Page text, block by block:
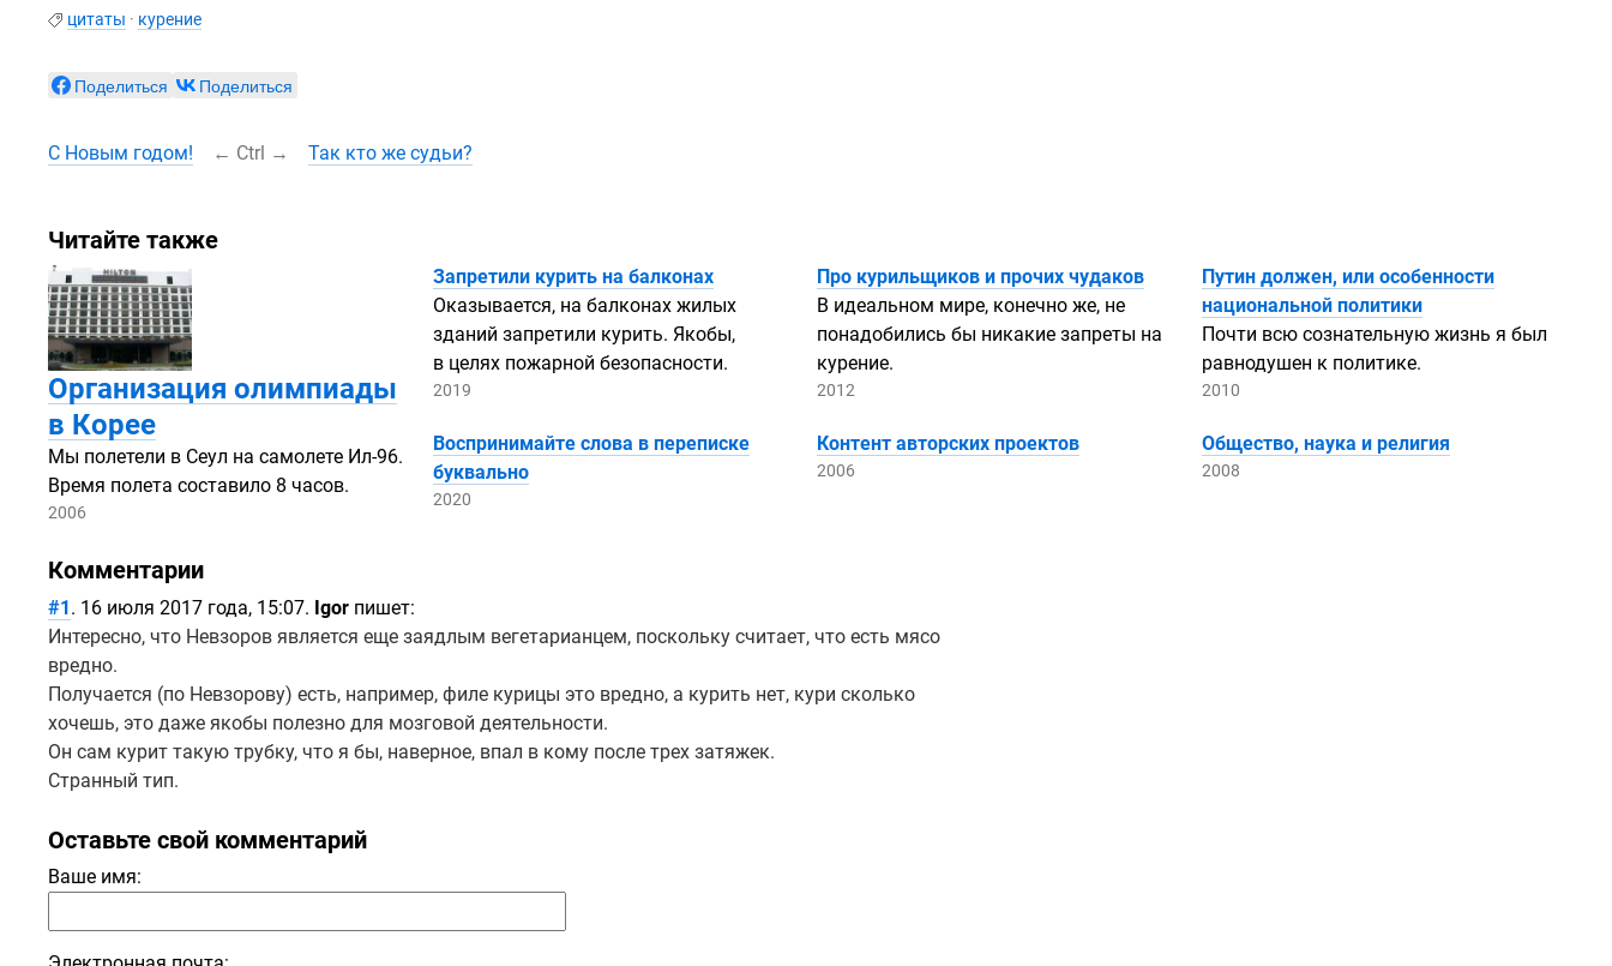
цитаты · курение
Поделиться Поделиться
С Новым годом! ← Ctrl → Так кто же судьи?
Читайте также
Организация олимпиады
в Корее
Мы полетели в Сеул на самолете Ил-96.
Время полета составило 8 часов.
2006
Запретили курить на балконах
Оказывается, на балконах жилых
зданий запретили курить. Якобы,
в целях пожарной безопасности.
2019
Про курильщиков и прочих чудаков
В идеальном мире, конечно же, не
понадобились бы никакие запреты на
курение.
2012
Путин должен, или особенности
национальной политики
Почти всю сознательную жизнь я был
равнодушен к политике.
2010
Воспринимайте слова в переписке
буквально
2020
Контент авторских проектов
2006
Общество, наука и религия
2008
Комментарии
#1. 16 июля 2017 года, 15:07. Igor пишет:
Интересно, что Невзоров является еще заядлым вегетарианцем, поскольку считает, что есть мясо
вредно.
Получается (по Невзорову) есть, например, филе курицы это вредно, а курить нет, кури сколько
хочешь, это даже якобы полезно для мозговой деятельности.
Он сам курит такую трубку, что я бы, наверное, впал в кому после трех затяжек.
Странный тип.
Оставьте свой комментарий
Ваше имя: